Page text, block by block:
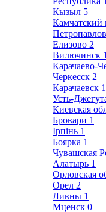
Кызыл 5
Камчатский
Елизово 2
Вилючинск 1
Карачаево-
Черкесск 2
Карачаевск 1
Усть-
Киевская
Бровари 1
Ірпінь 1
Боярка 1
Чувашская
Алатырь 1
Орловская
Орел 2
Ливны 1
Мценск 0